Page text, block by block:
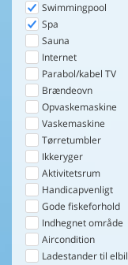
Swimmingpool
Spa
Sauna
Internet
Parabol/kabel TV
Brændeovn
Opvaskemaskine
Vaskemaskine
Tørretumbler
Ikkeryger
Aktivitetsrum
Handicapvenligt
Gode fiskeforhold
Indhegnet område
Aircondition
Ladestander til elbil